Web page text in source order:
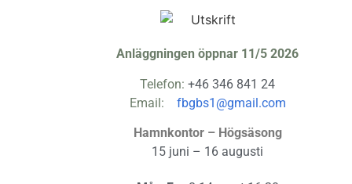
Anläggningen öppnar 11/5 2026
Telefon: +46 346 841 24
Email: fbgbs1@gmail.com
Hamnkontor – Högsäsong
15 juni – 16 augusti